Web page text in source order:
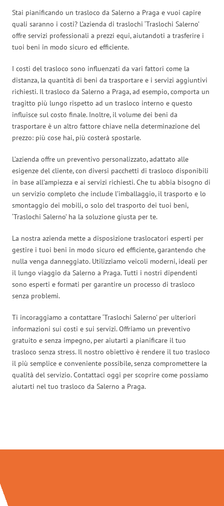
Stai pianificando un trasloco da Salerno a Praga e vuoi capire
quali saranno i costi? L’azienda di traslochi ‘Traslochi Salerno’
offre servizi professionali a prezzi equi, aiutandoti a trasferire i
tuoi beni in modo sicuro ed efficiente.
I costi del trasloco sono influenzati da vari fattori come la
distanza, la quantità di beni da trasportare e i servizi aggiuntivi
richiesti. Il trasloco da Salerno a Praga, ad esempio, comporta un
tragitto più lungo rispetto ad un trasloco interno e questo
influisce sul costo finale. Inoltre, il volume dei beni da
trasportare è un altro fattore chiave nella determinazione del
prezzo: più cose hai, più costerà spostarle.
L’azienda offre un preventivo personalizzato, adattato alle
esigenze del cliente, con diversi pacchetti di trasloco disponibili
in base all’ampiezza e ai servizi richiesti. Che tu abbia bisogno di
un servizio completo che include l’imballaggio, il trasporto e lo
smontaggio dei mobili, o solo del trasporto dei tuoi beni,
‘Traslochi Salerno’ ha la soluzione giusta per te.
La nostra azienda mette a disposizione traslocatori esperti per
gestire i tuoi beni in modo sicuro ed efficiente, garantendo che
nulla venga danneggiato. Utilizziamo veicoli moderni, ideali per
il lungo viaggio da Salerno a Praga. Tutti i nostri dipendenti
sono esperti e formati per garantire un processo di trasloco
senza problemi.
Ti incoraggiamo a contattare ‘Traslochi Salerno’ per ulteriori
informazioni sui costi e sui servizi. Offriamo un preventivo
gratuito e senza impegno, per aiutarti a pianificare il tuo
trasloco senza stress. Il nostro obiettivo è rendere il tuo trasloco
il più semplice e conveniente possibile, senza compromettere la
qualità del servizio. Contattaci oggi per scoprire come possiamo
aiutarti nel tuo trasloco da Salerno a Praga.